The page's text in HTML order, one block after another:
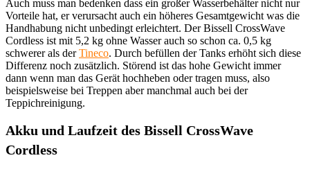
Auch muss man bedenken dass ein großer Wasserbehälter nicht nur
Vorteile hat, er verursacht auch ein höheres Gesamtgewicht was die
Handhabung nicht unbedingt erleichtert. Der Bissell CrossWave
Cordless ist mit 5,2 kg ohne Wasser auch so schon ca. 0,5 kg
schwerer als derTineco. Durch befüllen der Tanks erhöht sich diese
Differenz noch zusätzlich. Störend ist das hohe Gewicht immer
dann wenn man das Gerät hochheben oder tragen muss, also
beispielsweise bei Treppen aber manchmal auch bei der
Teppichreinigung.
Akku und Laufzeit des Bissell CrossWave
Cordless